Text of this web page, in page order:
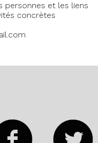
personnes et les liens
concrètes